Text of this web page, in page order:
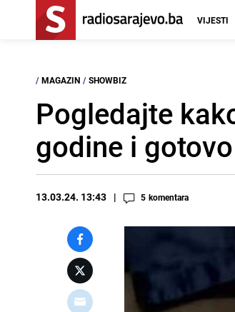
VIJESTI
/ MAGAZIN / SHOWBIZ
Pogledajte
godine i
13.03.24. 13:43 5 komentara